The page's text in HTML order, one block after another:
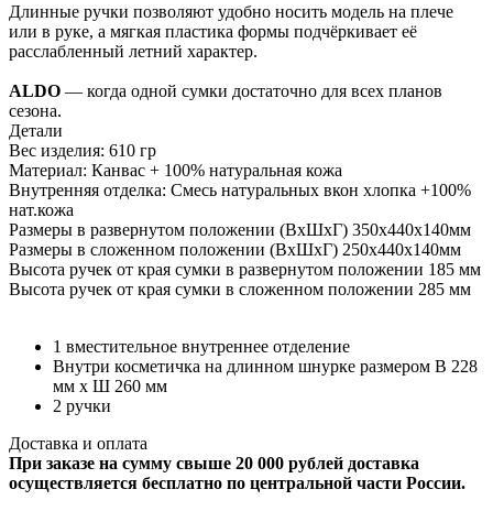
Длинные ручки позволяют удобно носить модель на плече
или в руке, а мягкая пластика формы подчёркивает её
расслабленный летний характер.
ALDO — когда одной сумки достаточно для всех планов
сезона.
Детали
Вес изделия: 610 гр
Материал: Канвас + 100% натуральная кожа
Внутренняя отделка: Смесь натуральных вкон хлопка +100%
нат.кожа
Размеры в развернутом положении (ВхШхГ) 350х440х140мм
Размеры в сложенном положении (ВхШхГ) 250х440х140мм
Высота ручек от края сумки в развернутом положении 185 мм
Высота ручек от края сумки в сложенном положении 285 мм
1 вместительное внутреннее отделение
Внутри косметичка на длинном шнурке размером В 228
мм х Ш 260 мм
2 ручки
Доставка и оплата
При заказе на сумму свыше 20 000 рублей доставка
осуществляется бесплатно по центральной части России.